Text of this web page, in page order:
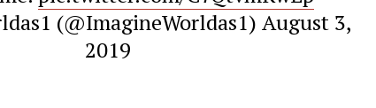
(@ImagineWorldas1) August 3,
2019